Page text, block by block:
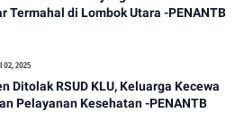
Termahal di Lombok Utara -PENANTB
02, 2025
Ditolak RSUD KLU, Keluarga Kecewa
Pelayanan Kesehatan -PENANTB